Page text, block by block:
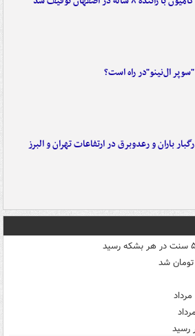
"سوپر ال‌نینو"در راه است؟
رگبار باران و رعدوبرق در ارتفاعات تهران و البرز